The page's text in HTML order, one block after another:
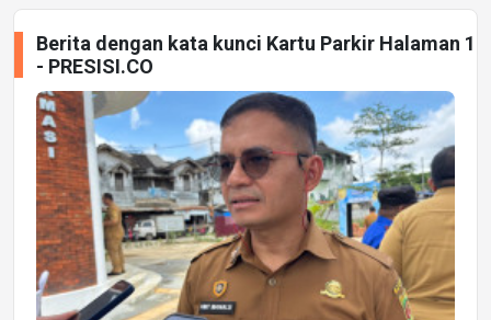
Berita dengan kata kunci Kartu Parkir Halaman 1
- PRESISI.CO